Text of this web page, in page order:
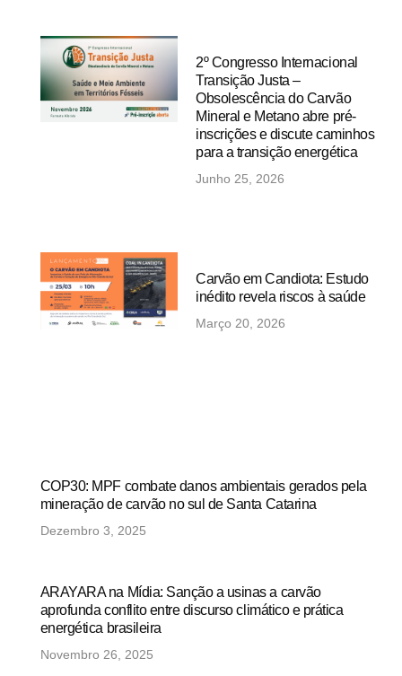
2º Congresso Internacional
Transição Justa –
Obsolescência do Carvão
Mineral e Metano abre pré-
inscrições e discute caminhos
para a transição energética
Junho 25, 2026
Carvão em Candiota: Estudo
inédito revela riscos à saúde
Março 20, 2026
COP30: MPF combate danos ambientais gerados pela
mineração de carvão no sul de Santa Catarina
Dezembro 3, 2025
ARAYARA na Mídia: Sanção a usinas a carvão
aprofunda conflito entre discurso climático e prática
energética brasileira
Novembro 26, 2025